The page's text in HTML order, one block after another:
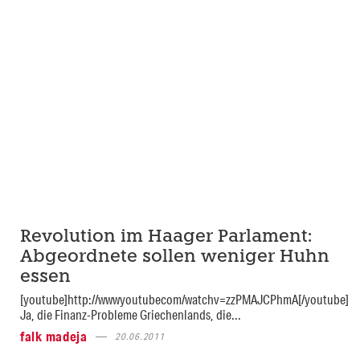
Revolution im Haager Parlament:
Abgeordnete sollen weniger Huhn
essen
[youtube]http://wwwyoutubecom/watchv=zzPMAJCPhmA[/youtube]
Ja, die Finanz-Probleme Griechenlands, die...
falk madeja
20.06.2011